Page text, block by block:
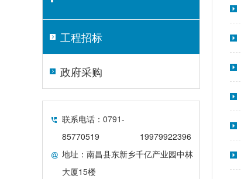
工程招标
政府采购
联系电话：0791-
85770519
19979922396
地址：南昌县东新乡千亿产业园中林
大厦15楼